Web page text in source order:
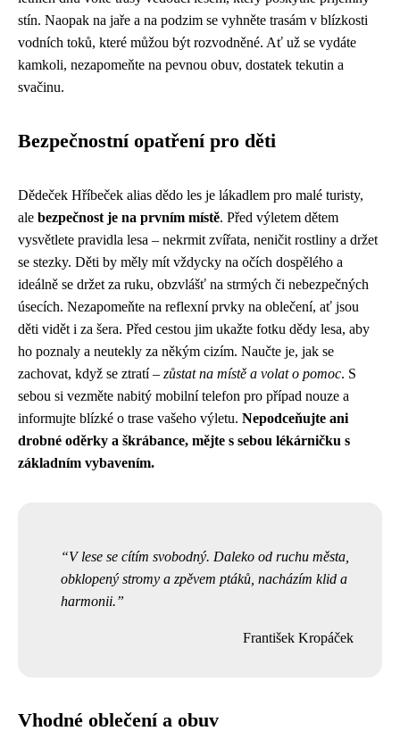
stín. Naopak na jaře a na podzim se vyhněte trasám v blízkosti
vodních toků, které můžou být rozvodněné. Ať už se vydáte
kamkoli, nezapomeňte na pevnou obuv, dostatek tekutin a
svačinu.
Bezpečnostní opatření pro děti
Dědeček Hříbeček alias dědo les je lákadlem pro malé turisty,
ale bezpečnost je na prvním místě. Před výletem dětem
vysvětlete pravidla lesa – nekrmit zvířata, neničit rostliny a držet
se stezky. Děti by měly mít vždycky na očích dospělého a
ideálně se držet za ruku, obzvlášť na strmých či nebezpečných
úsecích. Nezapomeňte na reflexní prvky na oblečení, ať jsou
děti vidět i za šera. Před cestou jim ukažte fotku dědy lesa, aby
ho poznaly a neutekly za někým cizím. Naučte je, jak se
zachovat, když se ztratí – zůstat na místě a volat o pomoc. S
sebou si vezměte nabitý mobilní telefon pro případ nouze a
informujte blízké o trase vašeho výletu. Nepodceňujte ani
drobné oděrky a škrábance, mějte s sebou lékárničku s
základním vybavením.
V lese se cítím svobodný. Daleko od ruchu města,
obklopený stromy a zpěvem ptáků, nacházím klid a
harmonii.
František Kropáček
Vhodné oblečení a obuv